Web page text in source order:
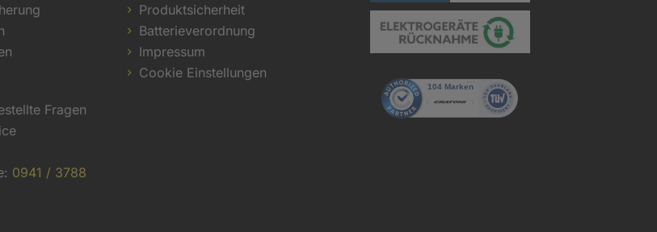
Fragen
0941 / 3788
Produktsicherheit
Batterieverordnung
Impressum
Cookie Einstellungen